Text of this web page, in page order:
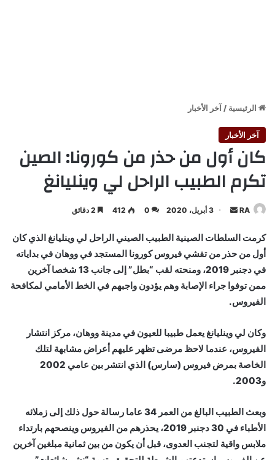
الرئيسية / آخر الأخبار
آخر الأخبار
كان أول من حذر من كورونا: الصين
تكرم الطبيب الراحل لي وينليانغ
RA
أرسل
إلكترونيا
3 أبريل، 2020 0
412
كرمت السلطات الصينية الطبيب الصيني الراحل لي وينليانغ الذي كان
أول من حذر من تفشي فيروس كورونا المستجد في ووهان في بداياته
في دجنبر 2019، ومنحته لقب “بطل” إلى جانب 13 شخصا آخرين
ممن توفوا جراء الإصابة وهم يؤدون واجبهم في الخط الأمامي لمكافحة
الفيروس.
وكان لي وينليانغ يعمل طبيبا للعيون في مدينة ووهان، مركز انتشار
الفيروس، عندما لاحظ مرضى تظهر عليهم أعراض مشابهة لتلك
الخاصة بمرض فيروس (سارس) الذي انتشر بين عامي 2002
و2003.
وبعث الطبيب البالغ من العمر 34 عاما رسالة حول ذلك إلى زملائه
الأطباء في 30 دجنبر 2019، يحذرهم من الفيروس وينصحهم بارتداء
ملابس واقية لتجنب العدوى، قبل أن يكون من بين ثمانية مبلغين آخرين